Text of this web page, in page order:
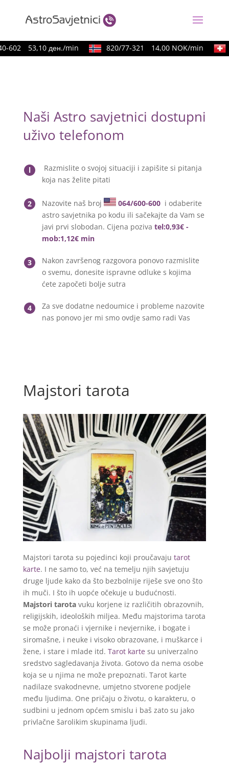
602 53,10 ден./min 820/77-321 14,00 NOK/min
Naši Astro savjetnici dostupni
uživo telefonom
l
Razmislite o svojoj situaciji i zapišite si pitanja
koja nas želite pitati
2 Nazovite naš broj 064/600-600 i odaberite
astro savjetnika po kodu ili sačekajte da Vam se
javi prvi slobodan. Cijena poziva tel:0,93€ -
mob:1,12€ min
3
Nakon završenog razgovora ponovo razmislite
o svemu, donesite ispravne odluke s kojima
ćete započeti bolje sutra
4
Za sve dodatne nedoumice i probleme nazovite
nas ponovo jer mi smo ovdje samo radi Vas
Majstori tarota
Majstori tarota su pojedinci koji proučavaju tarot
karte. I ne samo to, već na temelju njih savjetuju
druge ljude kako da što bezbolnije riješe sve ono što
ih muči. I što ih uopće očekuje u budućnosti.
Majstori tarotavuku korjene iz različitih obrazovnih,
religijskih, ideoloških miljea. Među majstorima tarota
se može pronaći i vjernike i nevjernike, i bogate i
siromašne, i neuke i visoko obrazovane, i muškarce i
žene, i stare i mlade itd. Tarot karte su univerzalno
sredstvo sagledavanja života. Gotovo da nema osobe
koja se u njima ne može prepoznati. Tarot karte
nadilaze svakodnevne, umjetno stvorene podjele
među ljudima. One pričaju o životu, o karakteru, o
sudbini u jednom općem smislu i baš zato su jako
privlačne šarolikim skupinama ljudi.
Najbolji majstori tarota